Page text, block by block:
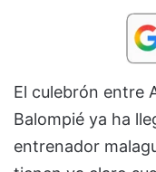
El culebrón entre
Balompié ya ha
entrenador